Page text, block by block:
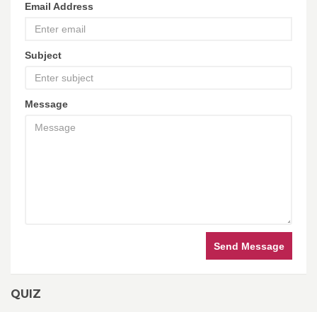
Email Address
Subject
Message
Send Message
QUIZ